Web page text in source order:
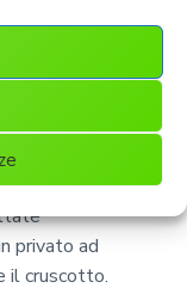
al
privato ad
il cruscotto.